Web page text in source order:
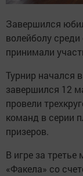
Завершился
волейболу
принимали
Турнир начался
завершился 12
провели
команд в серии
призеров.
В игре за
«Факела» со